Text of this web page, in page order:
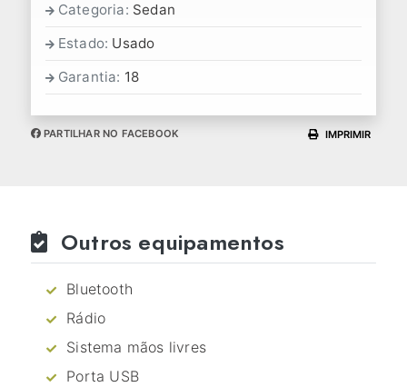
Categoria: Sedan
Estado: Usado
Garantia: 18
PARTILHAR NO FACEBOOK IMPRIMIR
Outros equipamentos
Bluetooth
Rádio
Sistema mãos livres
Porta USB